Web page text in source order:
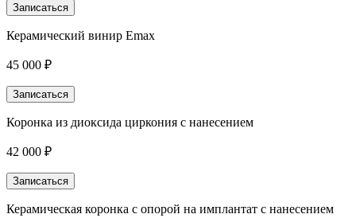
Записаться
Керамический винир Emax
45 000 ₽
Записаться
Коронка из диоксида циркония с нанесением
42 000 ₽
Записаться
Керамическая коронка с опорой на имплантат с нанесением